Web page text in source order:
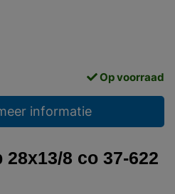
Op voorraad
informatie
8 co 37-622